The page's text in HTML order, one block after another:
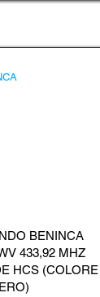
BENINCA
433,92 MHZ
HCS (COLORE